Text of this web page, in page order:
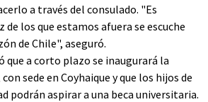
a través del consulado. "Es
los que estamos afuera se escuche
de Chile", aseguró.
a corto plazo se inaugurará la
sede en Coyhaique y que los hijos de
podrán aspirar a una beca universitaria.